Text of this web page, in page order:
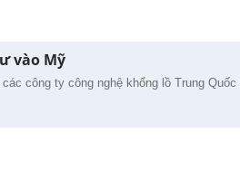
vào Mỹ
công ty công nghệ khổng lồ Trung Quốc